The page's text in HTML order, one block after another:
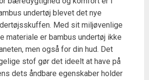
undertøj blevet det nye
Med sit miljøvenlige
materiale er bambus undertøj ikke
men også for din hud. Det
stof gør det ideelt at have på
dets åndbare egenskaber holder